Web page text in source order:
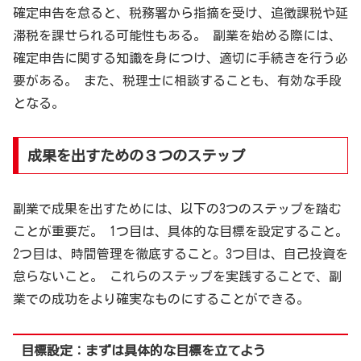
確定申告を怠ると、税務署から指摘を受け、追徴課税や延
滞税を課せられる可能性もある。 副業を始める際には、
確定申告に関する知識を身につけ、適切に手続きを行う必
要がある。 また、税理士に相談することも、有効な手段
となる。
成果を出すための３つのステップ
副業で成果を出すためには、以下の3つのステップを踏む
ことが重要だ。 1つ目は、具体的な目標を設定すること。
2つ目は、時間管理を徹底すること。3つ目は、自己投資を
怠らないこと。 これらのステップを実践することで、副
業での成功をより確実なものにすることができる。
目標設定：まずは具体的な目標を立てよう